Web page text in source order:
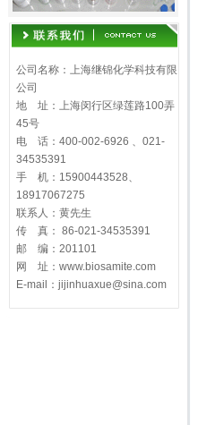
公司名称：上海继锦化学科技有限
公司
地 址：上海闵行区绿莲路100弄
45号
电 话：400-002-6926 、021-
34535391
手 机：15900443528、
18917067275
联系人：黄先生
传 真： 86-021-34535391
邮 编：201101
网 址：www.biosamite.com
E-mail：jijinhuaxue@sina.com